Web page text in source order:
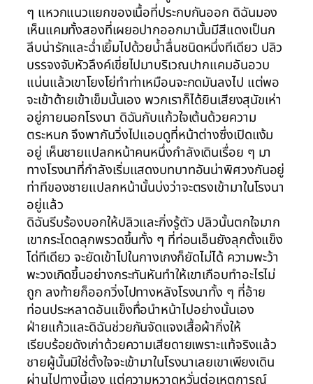
ๆ แหวกแนวแยกของเนื้อที่ประกบกันออก ดิฉันมอง
เห็นแคมทั้งสองที่เผยอปากออกมานั้นมีสีแดงเป็นก
ลีบน่ารักและฉ่ำเยิ้มไปด้วยน้ำลื่นชนิดหนึ่งทีเดียว ปลิว
บรรจงจับหัวลึงค์เขี่ยไปมาบริเวณปากแคมอันอวบ
แน่นแล้วเขาโยงโย่ทำท่าเหมือนจะกดมันลงไป แต่พอ
จะเข้าด้ายเข้าเข็มนั้นเอง พวกเราก็ได้ยินเสียงสุนัขเห่า
อยู่ภายนอกโรงนา ดิฉันกับแก้วใจเต้นด้วยความ
ตระหนก จึงพากันวิ่งไปแอบดูที่หน้าต่างซึ่งเปิดแง้ม
อยู่ เห็นชายแปลกหน้าคนหนึ่งกำลังเดินเรื่อย ๆ มา
ทางโรงนาที่กำลังเริ่มแสดงบทบาทอันน่าพิศวงกันอยู่
ท่าทีของชายแปลกหน้านั้นบ่งว่าจะตรงเข้ามาในโรงนา
อยู่แล้ว
ดิฉันรีบร้องบอกให้ปลิวและกิ่งรู้ตัว ปลิวนั้นตกใจมาก
เขากระโดดลุกพรวดขึ้นทั้ง ๆ ที่ท่อนเอ็นยังลุกตั้งแข็ง
โด่ทีเดียว จะยัดเข้าไปในกางเกงก็ยัดไม่ได้ ความพะว้า
พะวงเกิดขึ้นอย่างกระทันหันทำให้เขาเกือบทำอะไรไม่
ถูก ลงท้ายก็ออกวิ่งไปทางหลังโรงนาทั้ง ๆ ที่อ้าย
ท่อนประหลาดอันแข็งทื่อนำหน้าไปอย่างนั้นเอง
ฝ่ายแก้วและดิฉันช่วยกันจัดแจงเสื้อผ้ากิ่งให้
เรียบร้อยดังเก่าด้วยความเสียดายเพราะแท้จริงแล้ว
ชายผู้นั้นมิใช่ตั้งใจจะเข้ามาในโรงนาเลยเขาเพียงเดิน
ผ่านไปทางนี้เอง แต่ความหวาดหวั่นต่อเหตุการณ์